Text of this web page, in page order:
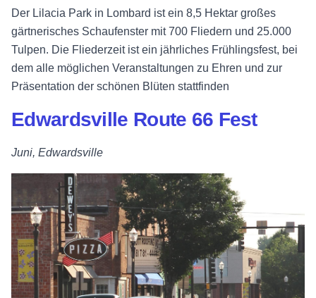
Der Lilacia Park in Lombard ist ein 8,5 Hektar großes
gärtnerisches Schaufenster mit 700 Fliedern und 25.000
Tulpen. Die Fliederzeit ist ein jährliches Frühlingsfest, bei
dem alle möglichen Veranstaltungen zu Ehren und zur
Präsentation der schönen Blüten stattfinden
Edwardsville Route 66 Fest
Juni, Edwardsville